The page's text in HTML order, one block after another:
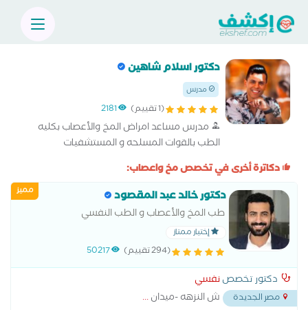
دكتور اسلام شاهين
مدرس
(1 تقييم) 2181
مدرس مساعد امراض المخ والأعصاب بكليه
الطب بالقوات المسلحه و المستشفيات
العسكريه
دكاترة أخرى في تخصص مخ واعصاب:
مميز دكتور خالد عبد المقصود
طب المخ والأعصاب و الطب النفسي
إختيار ممتاز
(294 تقييم) 50217
دكتور تخصصنفسي
مصر الجديدة ش النزهه -ميدان...